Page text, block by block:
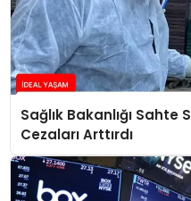
Sağlık Bakanlığı Sahte
Cezaları Arttırdı